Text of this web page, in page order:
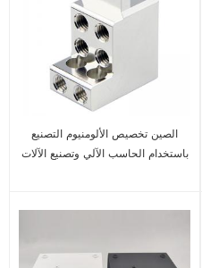
الصين تخصيص الألومنيوم التصنيع
باستخدام الحاسب الآلي وتصنيع الآلات